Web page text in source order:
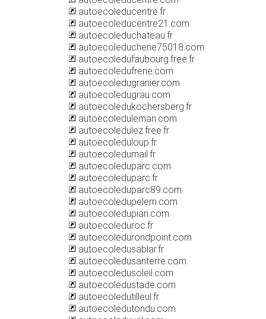
autoecoleducentre.fr
autoecoleducentre21.com
autoecoleduchateau.fr
autoecoleduchene75018.com
autoecoledufaubourg.free.fr
autoecoledufrene.com
autoecoledugranier.com
autoecoledugrau.com
autoecoledukochersberg.fr
autoecoleduleman.com
autoecoledulez.free.fr
autoecoleduloup.fr
autoecoledumail.fr
autoecoleduparc.com
autoecoleduparc.fr
autoecoleduparc89.com
autoecoledupelem.com
autoecoledupian.com
autoecoleduroc.fr
autoecoledurondpoint.com
autoecoledusablar.fr
autoecoledusanterre.com
autoecoledusoleil.com
autoecoledustade.com
autoecoledutilleul.fr
autoecoledutondu.com